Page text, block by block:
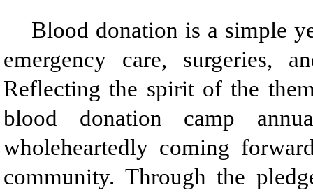
Blood donation is a simple
emergency care, surgeries,
Reflecting the spirit of the
blood donation camp
wholeheartedly coming
community. Through the